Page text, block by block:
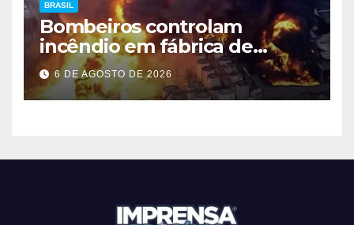
BRASIL
Bombeiros controlam
incêndio em fábrica de
Itaquaquecetuba após 33
horas
6 DE AGOSTO DE 2026